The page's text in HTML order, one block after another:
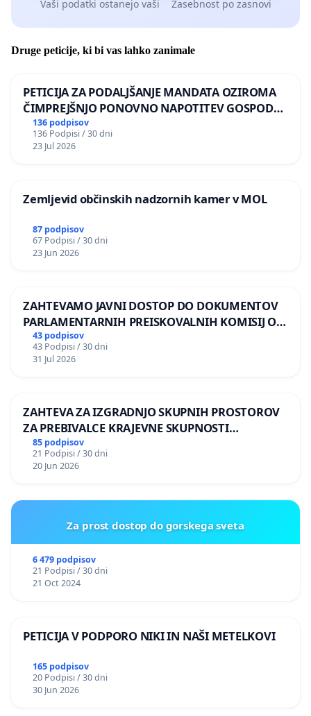
Vaši podatki ostanejo vaši Zasebnost po zasnovi
Druge peticije, ki bi vas lahko zanimale
PETICIJA ZA PODALJŠANJE MANDATA OZIROMA
ČIMPREJŠNJO PONOVNO NAPOTITEV GOSPODA
BERNARDA ŠRAJNERJA NA VELEPOSLANIŠTVO
REPUBLIKE SLOVENIJE V MOSKVI
136 podpisov
136 Podpisi / 30 dni
23 Jul 2026
Zemljevid občinskih nadzornih kamer v MOL
87 podpisov
67 Podpisi / 30 dni
23 Jun 2026
ZAHTEVAMO JAVNI DOSTOP DO DOKUMENTOV
PARLAMENTARNIH PREISKOVALNIH KOMISIJ O
ILEGALNI TRGOVINI Z OROŽJEM
43 podpisov
43 Podpisi / 30 dni
31 Jul 2026
ZAHTEVA ZA IZGRADNJO SKUPNIH PROSTOROV
ZA PREBIVALCE KRAJEVNE SKUPNOSTI
PRESTRANEK
85 podpisov
21 Podpisi / 30 dni
20 Jun 2026
Za prost dostop do gorskega sveta
6 479 podpisov
21 Podpisi / 30 dni
21 Oct 2024
PETICIJA V PODPORO NIKI IN NAŠI METELKOVI
165 podpisov
20 Podpisi / 30 dni
30 Jun 2026